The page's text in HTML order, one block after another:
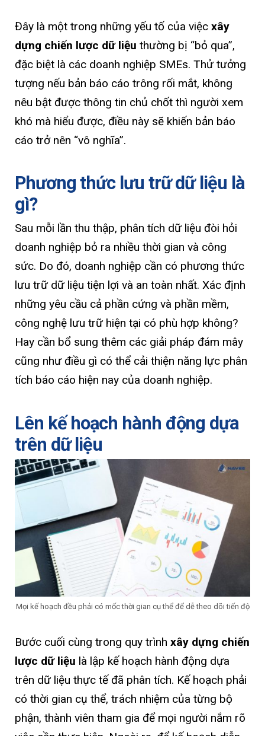
Đây là một trong những yếu tố của việc xây
dựng chiến lược dữ liệu thường bị “bỏ qua”,
đặc biệt là các doanh nghiệp SMEs. Thử tưởng
tượng nếu bản báo cáo trông rối mắt, không
nêu bật được thông tin chủ chốt thì người xem
khó mà hiểu được, điều này sẽ khiến bản báo
cáo trở nên “vô nghĩa”.
Phương thức lưu trữ dữ liệu là
gì?
Sau mỗi lần thu thập, phân tích dữ liệu đòi hỏi
doanh nghiệp bỏ ra nhiều thời gian và công
sức. Do đó, doanh nghiệp cần có phương thức
lưu trữ dữ liệu tiện lợi và an toàn nhất. Xác định
những yêu cầu cả phần cứng và phần mềm,
công nghệ lưu trữ hiện tại có phù hợp không?
Hay cần bổ sung thêm các giải pháp đám mây
cũng như điều gì có thể cải thiện năng lực phân
tích báo cáo hiện nay của doanh nghiệp.
Lên kế hoạch hành động dựa
trên dữ liệu
Mọi kế hoạch đều phải có mốc thời gian cụ thể để dễ theo dõi tiến độ
Bước cuối cùng trong quy trình xây dựng chiến
lược dữ liệu là lập kế hoạch hành động dựa
trên dữ liệu thực tế đã phân tích. Kế hoạch phải
có thời gian cụ thể, trách nhiệm của từng bộ
phận, thành viên tham gia để mọi người nắm rõ